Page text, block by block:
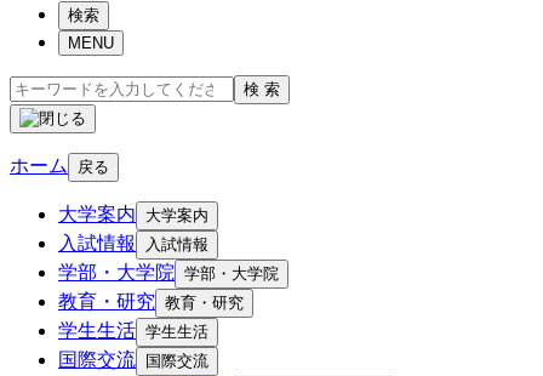
検索
MENU
検 索
ホーム 戻る
大学案内 大学案内
入試情報 入試情報
学部・大学院 学部・大学院
教育・研究 教育・研究
学生生活 学生生活
国際交流 国際交流